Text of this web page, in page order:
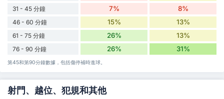
31 - 45 分鐘 7% 8%
46 - 60 分鐘 15% 13%
61 - 75 分鐘 26% 13%
76 - 90 分鐘 26% 31%
第45和第90分鐘數據，包括傷停補時進球。
射門、越位、犯規和其他